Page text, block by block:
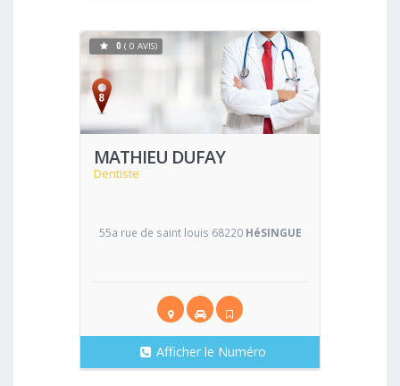
MATHIEU DUFAY
Dentiste
Voir
0 ( 0 AVIS)
55a rue de saint louis 68220 HéSINGUE
Afficher le Numéro